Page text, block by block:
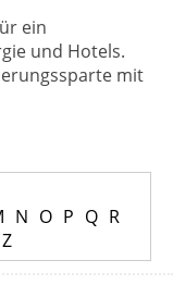
ein
und Hotels.
mit
N O P Q R
Z